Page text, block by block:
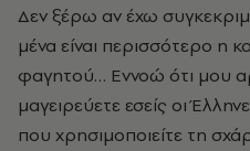
Δεν ξέρω αν έχω
μένα είναι περισσότερο η
φαγητού… Εννοώ ότι μου
μαγειρεύετε εσείς οι
που χρησιμοποιείτε τη